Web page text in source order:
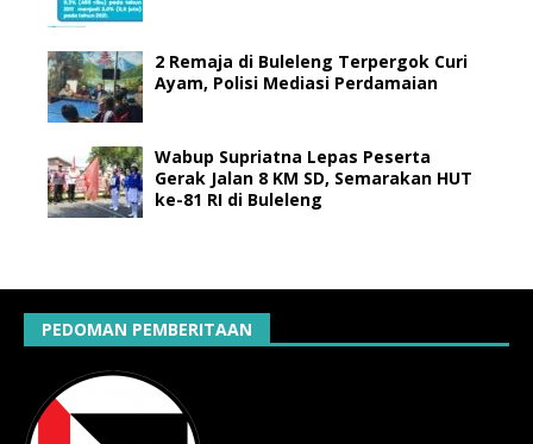
2 Remaja di Buleleng Terpergok Curi
Ayam, Polisi Mediasi Perdamaian
Wabup Supriatna Lepas Peserta
Gerak Jalan 8 KM SD, Semarakan HUT
ke-81 RI di Buleleng
PEDOMAN PEMBERITAAN